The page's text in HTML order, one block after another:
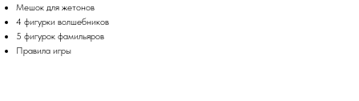
Мешок для жетонов
4 фигурки волшебников
5 фигурок фамильяров
Правила игры